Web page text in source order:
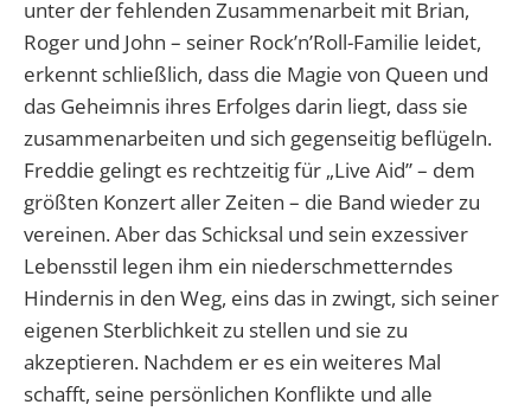
unter der fehlenden Zusammenarbeit mit Brian,
Roger und John – seiner Rock’n’Roll-Familie leidet,
erkennt schließlich, dass die Magie von Queen und
das Geheimnis ihres Erfolges darin liegt, dass sie
zusammenarbeiten und sich gegenseitig beflügeln.
Freddie gelingt es rechtzeitig für „Live Aid” – dem
größten Konzert aller Zeiten – die Band wieder zu
vereinen. Aber das Schicksal und sein exzessiver
Lebensstil legen ihm ein niederschmetterndes
Hindernis in den Weg, eins das in zwingt, sich seiner
eigenen Sterblichkeit zu stellen und sie zu
akzeptieren. Nachdem er es ein weiteres Mal
schafft, seine persönlichen Konflikte und alle